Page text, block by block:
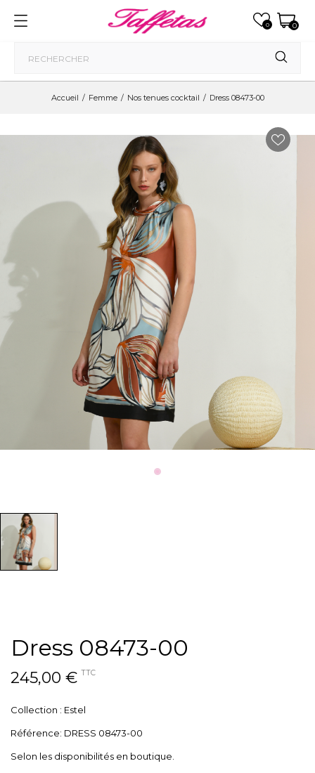
0
0
Accueil Femme Nos tenues cocktail Dress 08473-00
Dress 08473-00
245,00 € TTC
Collection : Estel
Référence: DRESS 08473-00
Selon les disponibilités en boutique.